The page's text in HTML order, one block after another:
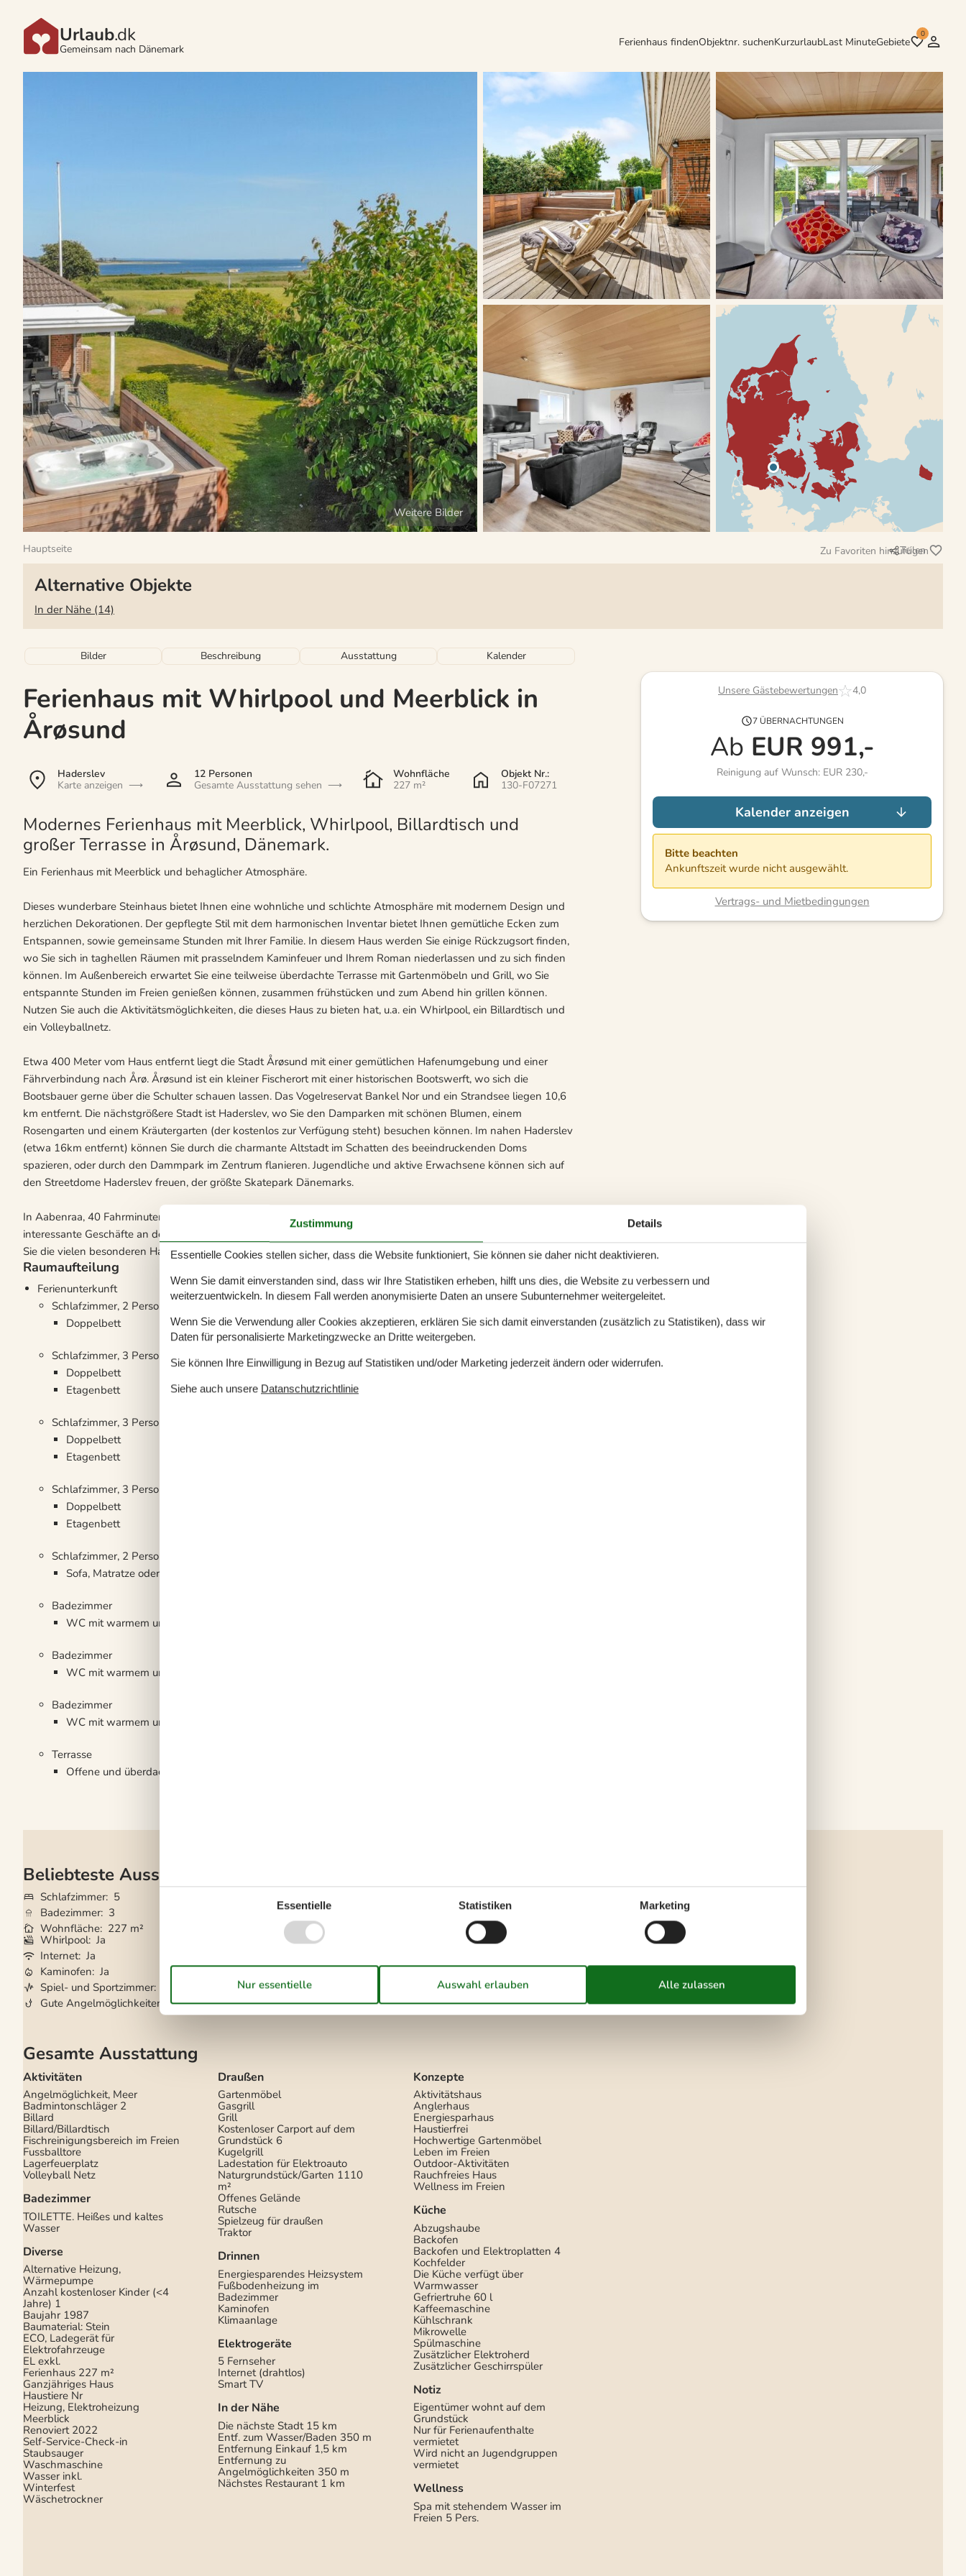
Urlaub.dk
Gemeinsam nach Dänemark
Ferienhaus findenObjektnr. suchenKurzurlaubLast MinuteGebiete
0
Hauptseite Zu Favoriten hinzufügen
Teilen
Alternative Objekte
In der Nähe (14)
Bilder Beschreibung Ausstattung Kalender
Ferienhaus mit Whirlpool und Meerblick in
Årøsund
Haderslev
Karte anzeigen
12 Personen
Gesamte Ausstattung sehen
Wohnfläche
227 m²
Objekt Nr.:
130-F07271
Modernes Ferienhaus mit Meerblick, Whirlpool, Billardtisch und
großer Terrasse in Årøsund, Dänemark.
Ein Ferienhaus mit Meerblick und behaglicher Atmosphäre.
Dieses wunderbare Steinhaus bietet Ihnen eine wohnliche und schlichte Atmosphäre mit modernem Design und
herzlichen Dekorationen. Der gepflegte Stil mit dem harmonischen Inventar bietet Ihnen gemütliche Ecken zum
Entspannen, sowie gemeinsame Stunden mit Ihrer Familie. In diesem Haus werden Sie einige Rückzugsort finden,
wo Sie sich in taghellen Räumen mit prasselndem Kaminfeuer und Ihrem Roman niederlassen und zu sich finden
können. Im Außenbereich erwartet Sie eine teilweise überdachte Terrasse mit Gartenmöbeln und Grill, wo Sie
entspannte Stunden im Freien genießen können, zusammen frühstücken und zum Abend hin grillen können.
Nutzen Sie auch die Aktivitätsmöglichkeiten, die dieses Haus zu bieten hat, u.a. ein Whirlpool, ein Billardtisch und
ein Volleyballnetz.
Etwa 400 Meter vom Haus entfernt liegt die Stadt Årøsund mit einer gemütlichen Hafenumgebung und einer
Fährverbindung nach Årø. Årøsund ist ein kleiner Fischerort mit einer historischen Bootswerft, wo sich die
Bootsbauer gerne über die Schulter schauen lassen. Das Vogelreservat Bankel Nor und ein Strandsee liegen 10,6
km entfernt. Die nächstgrößere Stadt ist Haderslev, wo Sie den Damparken mit schönen Blumen, einem
Rosengarten und einem Kräutergarten (der kostenlos zur Verfügung steht) besuchen können. Im nahen Haderslev
(etwa 16km entfernt) können Sie durch die charmante Altstadt im Schatten des beeindruckenden Doms
spazieren, oder durch den Dammpark im Zentrum flanieren. Jugendliche und aktive Erwachsene können sich auf
den Streetdome Haderslev freuen, der größte Skatepark Dänemarks.
In Aabenraa, 40 Fahrminuten entfernt, einer weiteren der gemütlichen Städte im Süden Jütlands, gibt es viele
interessante Geschäfte an der langen, hügeligen Fußgängerstraße, und wenn Sie gerade nicht einkaufen, können
Sie die vielen besonderen Haustüren bewundern.
Raumaufteilung
Ferienunterkunft
Schlafzimmer, 2 Personen
Doppelbett
Schlafzimmer, 3 Personen
Doppelbett
Etagenbett
Schlafzimmer, 3 Personen
Doppelbett
Etagenbett
Schlafzimmer, 3 Personen
Doppelbett
Etagenbett
Schlafzimmer, 2 Personen
Sofa, Matratze oder Ähnliches
Badezimmer
WC mit warmem und kaltem Wasser, Dusche
Badezimmer
WC mit warmem und kaltem Wasser, Dusche
Badezimmer
WC mit warmem und kaltem Wasser, Dusche
Terrasse
Offene und überdachte Terrasse
Beliebteste Ausstattungen
Schlafzimmer 5
Badezimmer 3
Wohnfläche 227 m²
Haustiere Nicht erlaubt
Kurzurlaub möglich
Einkaufen 1.500 m
Whirlpool Ja
Internet Ja
Kaminofen Ja
Spiel- und Sportzimmer
Gute Angelmöglichkeiten
Ja
Wasserblick Ja
Waschmaschine Ja
Trockner Ja
Geschirrspüler Ja
Nichtraucher Ja
Ja
Klimafreundlich Ja
Gesamte Ausstattung
Aktivitäten
Angelmöglichkeit, Meer
Badmintonschläger 2
Billard
Billard/Billardtisch
Fischreinigungsbereich im Freien
Fussballtore
Lagerfeuerplatz
Volleyball Netz
Badezimmer
TOILETTE. Heißes und kaltes
Wasser
Diverse
Alternative Heizung,
Wärmepumpe
Anzahl kostenloser Kinder (<4
Jahre) 1
Baujahr 1987
Baumaterial: Stein
ECO, Ladegerät für
Elektrofahrzeuge
EL exkl.
Ferienhaus 227 m²
Ganzjähriges Haus
Haustiere Nr
Heizung, Elektroheizung
Meerblick
Renoviert 2022
Self-Service-Check-in
Staubsauger
Waschmaschine
Wasser inkl.
Winterfest
Wäschetrockner
Draußen
Gartenmöbel
Gasgrill
Grill
Kostenloser Carport auf dem
Grundstück 6
Kugelgrill
Ladestation für Elektroauto
Naturgrundstück/Garten 1110
m²
Offenes Gelände
Rutsche
Spielzeug für draußen
Traktor
Drinnen
Energiesparendes Heizsystem
Fußbodenheizung im
Badezimmer
Kaminofen
Klimaanlage
Elektrogeräte
5 Fernseher
Internet (drahtlos)
Smart TV
In der Nähe
Die nächste Stadt 15 km
Entf. zum Wasser/Baden 350 m
Entfernung Einkauf 1,5 km
Entfernung zu
Angelmöglichkeiten 350 m
Nächstes Restaurant 1 km
Konzepte
Aktivitätshaus
Anglerhaus
Energiesparhaus
Haustierfrei
Hochwertige Gartenmöbel
Leben im Freien
Outdoor-Aktivitäten
Rauchfreies Haus
Wellness im Freien
Küche
Abzugshaube
Backofen
Backofen und Elektroplatten 4
Kochfelder
Die Küche verfügt über
Warmwasser
Gefriertruhe 60 l
Kaffeemaschine
Kühlschrank
Mikrowelle
Spülmaschine
Zusätzlicher Elektroherd
Zusätzlicher Geschirrspüler
Notiz
Eigentümer wohnt auf dem
Grundstück
Nur für Ferienaufenthalte
vermietet
Wird nicht an Jugendgruppen
vermietet
Wellness
Spa mit stehendem Wasser im
Freien 5 Pers.
Unsere Gästebewertungen 4,0
7 ÜBERNACHTUNGEN
Ab EUR 991,-
Reinigung auf Wunsch: EUR 230,-
Kalender anzeigen
Bitte beachten
Ankunftszeit wurde nicht ausgewählt.
Vertrags- und Mietbedingungen
Zustimmung Details
Essentielle Cookies stellen sicher, dass die Website funktioniert, Sie können sie daher nicht deaktivieren.
Wenn Sie damit einverstanden sind, dass wir Ihre Statistiken erheben, hilft uns dies, die Website zu verbessern und
weiterzuentwickeln. In diesem Fall werden anonymisierte Daten an unsere Subunternehmer weitergeleitet.
Wenn Sie die Verwendung aller Cookies akzeptieren, erklären Sie sich damit einverstanden (zusätzlich zu Statistiken), dass wir
Daten für personalisierte Marketingzwecke an Dritte weitergeben.
Sie können Ihre Einwilligung in Bezug auf Statistiken und/oder Marketing jederzeit ändern oder widerrufen.
Siehe auch unsere Datanschutzrichtlinie
Essentielle Statistiken Marketing